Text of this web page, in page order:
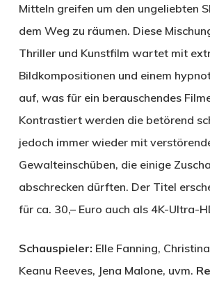
Mitteln greifen um den ungeliebten
dem Weg zu räumen. Diese
Thriller und Kunstfilm wartet mit
Bildkompositionen und einem
auf, was für ein berauschendes
Kontrastiert werden die betörend
jedoch immer wieder mit
Gewalteinschüben, die einige
abschrecken dürften. Der Titel
für ca. 30,– Euro auch als 4K-Ultra-
Schauspieler: Elle Fanning,
Keanu Reeves, Jena Malone, uvm.